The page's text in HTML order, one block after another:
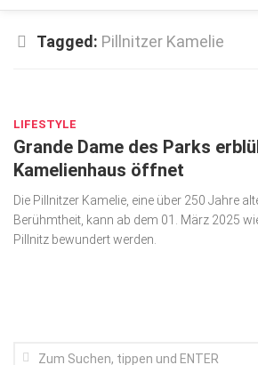
Top Gesundheitsforum Dresden /
Geschäft
gesund & schön
Gesellschaft
Kunst & Kultur
Top Branchen
Tagged: Pillnitzer Kamelie
LIFESTYLE
Grande Dame des Parks
Kamelienhaus öffnet
Die Pillnitzer Kamelie, eine über 250 Jahre
Berühmtheit, kann ab dem 01. März 2025
Pillnitz bewundert werden.